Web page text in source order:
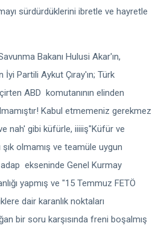
sürdürdüklerini ibretle ve hayretle
Bakanı Hulusi Akar'ın,
Partili Aykut Çıray'ın; Türk
ABD komutanının elinden
Kabul etmemeniz gerekmez
nah' gibi küfürle, iiiiiş"Küfür ve
olmamış ve teamüle uygun
ekseninde Genel Kurmay
yapmış ve "15 Temmuz FETÖ
dair karanlık noktaları
bir soru karşısında freni boşalmış